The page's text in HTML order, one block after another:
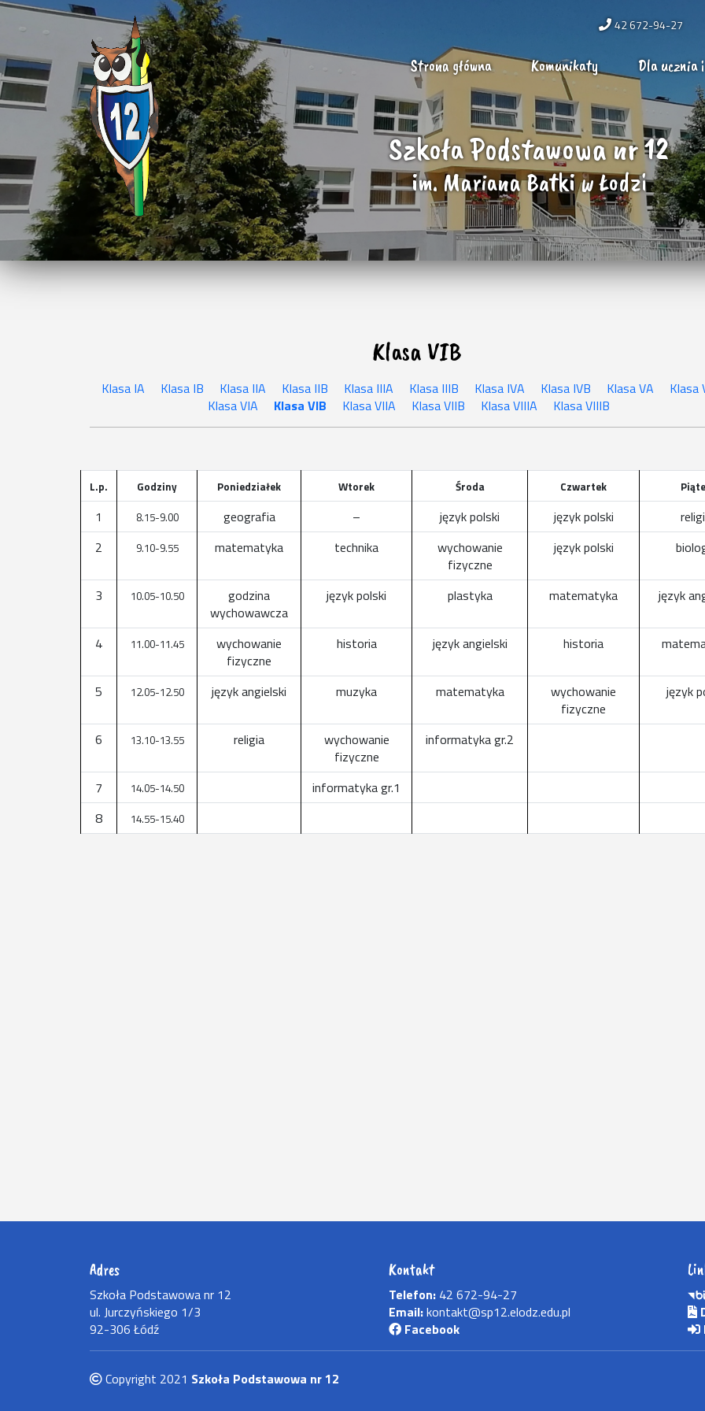
42 672-94-27
Strona główna Komunikaty Dla ucznia
Szkoła Podstawowa nr 12
im. Mariana Batki w Łodzi
Klasa VIB
Klasa IA Klasa IB Klasa IIA Klasa IIB Klasa IIIA Klasa IIIB Klasa IVA Klasa IVB Klasa VA
Klasa
Klasa VIA
Klasa VIB Klasa VIIA Klasa VIIB Klasa VIIIA Klasa VIIIB
L.p. Godziny Poniedziałek Wtorek Środa Czwartek
1 8.15-9.00 geografia – język polski język polski
2
9.10-9.55 matematyka technika
wychowanie
fizyczne
język polski
3 10.05-10.50
godzina
wychowawcza
język polski plastyka matematyka język
4 11.00-11.45
wychowanie
fizyczne
historia język angielski historia
5 12.05-12.50 język angielski muzyka matematyka
wychowanie
fizyczne
język
6 13.10-13.55 religia
wychowanie
fizyczne
informatyka gr.2
7 14.05-14.50
informatyka gr.1
8
14.55-15.40
Adres
Szkoła Podstawowa nr 12
ul. Jurczyńskiego 1/3
92-306 Łódź
Kontakt
Telefon: 42 672-94-27
Email:kontakt@sp12.elodz.edu.pl
Facebook
Copyright 2021 Szkoła Podstawowa nr 12